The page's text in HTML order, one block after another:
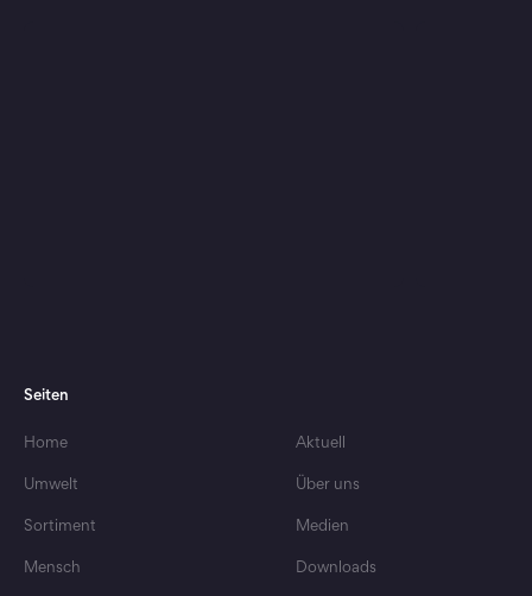
Nachhaltigkeit im Sortiment
Bio-Produkte sind im Trend
Seiten
Home
Umwelt
Sortiment
Mensch
Aktuell
Über uns
Medien
Downloads